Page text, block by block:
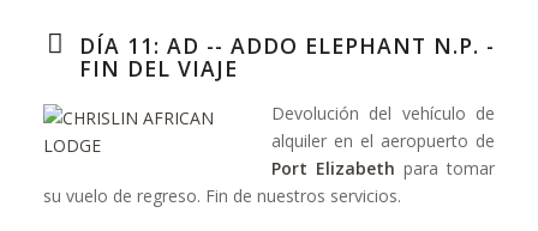
DÍA 11: AD -- ADDO ELEPHANT N.P. -
FIN DEL VIAJE
Devolución del vehículo de
alquiler en el aeropuerto de
Port Elizabeth para tomar
su vuelo de regreso. Fin de nuestros servicios.